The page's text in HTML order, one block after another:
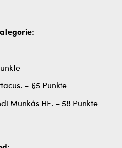
– 65 Punkte
Munkás HE. – 58 Punkte